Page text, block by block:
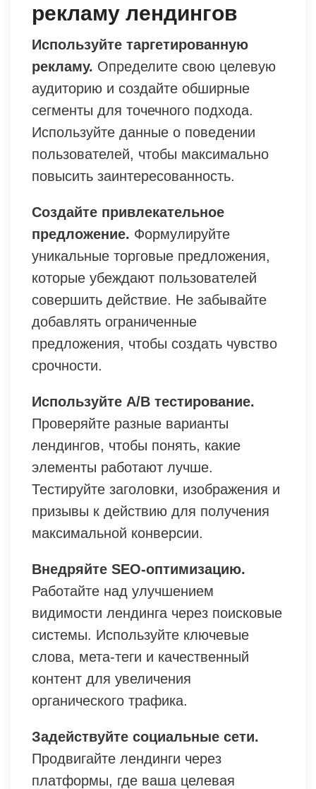
рекламу лендингов
Используйте таргетированную
рекламу. Определите свою целевую
аудиторию и создайте обширные
сегменты для точечного подхода.
Используйте данные о поведении
пользователей, чтобы максимально
повысить заинтересованность.
Создайте привлекательное
предложение. Формулируйте
уникальные торговые предложения,
которые убеждают пользователей
совершить действие. Не забывайте
добавлять ограниченные
предложения, чтобы создать чувство
срочности.
Используйте A/B тестирование.
Проверяйте разные варианты
лендингов, чтобы понять, какие
элементы работают лучше.
Тестируйте заголовки, изображения и
призывы к действию для получения
максимальной конверсии.
Внедряйте SEO-оптимизацию.
Работайте над улучшением
видимости лендинга через поисковые
системы. Используйте ключевые
слова, мета-теги и качественный
контент для увеличения
органического трафика.
Задействуйте социальные сети.
Продвигайте лендинги через
платформы, где ваша целевая